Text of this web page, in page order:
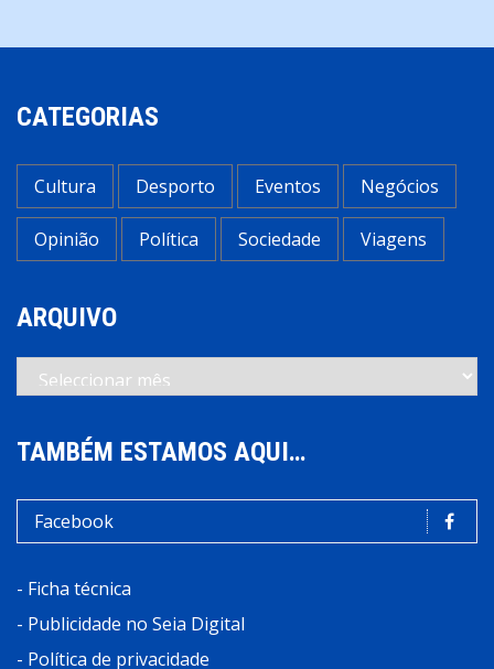
CATEGORIAS
Cultura Desporto Eventos Negócios
Opinião Política Sociedade Viagens
ARQUIVO
Arquivo
TAMBÉM ESTAMOS AQUI…
Facebook
- Ficha técnica
- Publicidade no Seia Digital
- Política de privacidade